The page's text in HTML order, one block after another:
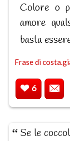
Colore o
amore
basta
Frase di
6
Se le